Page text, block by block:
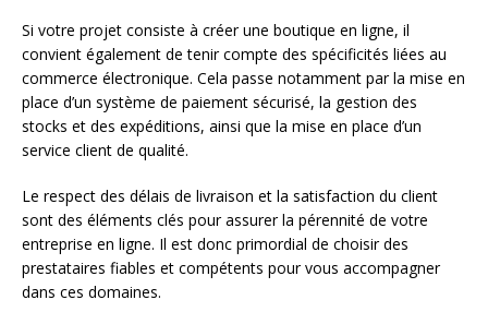
Si votre projet consiste à créer une boutique en ligne, il
convient également de tenir compte des spécificités liées au
commerce électronique. Cela passe notamment par la mise en
place d’un système de paiement sécurisé, la gestion des
stocks et des expéditions, ainsi que la mise en place d’un
service client de qualité.
Le respect des délais de livraison et la satisfaction du client
sont des éléments clés pour assurer la pérennité de votre
entreprise en ligne. Il est donc primordial de choisir des
prestataires fiables et compétents pour vous accompagner
dans ces domaines.